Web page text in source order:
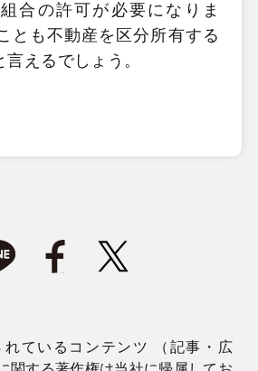
合の許可が必要になりま
とも不動産を区分所有する
えるでしょう。
ているコンテンツ （記事・広